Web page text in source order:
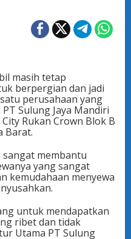
masih tetap
berpergian dan jadi
perusahaan yang
Sulung Jaya Mandiri
Rukan Crown Blok B
Barat.
membantu
yang sangat
kemudahaan menyewa
untuk mendapatkan
ribet dan tidak
Utama PT Sulung